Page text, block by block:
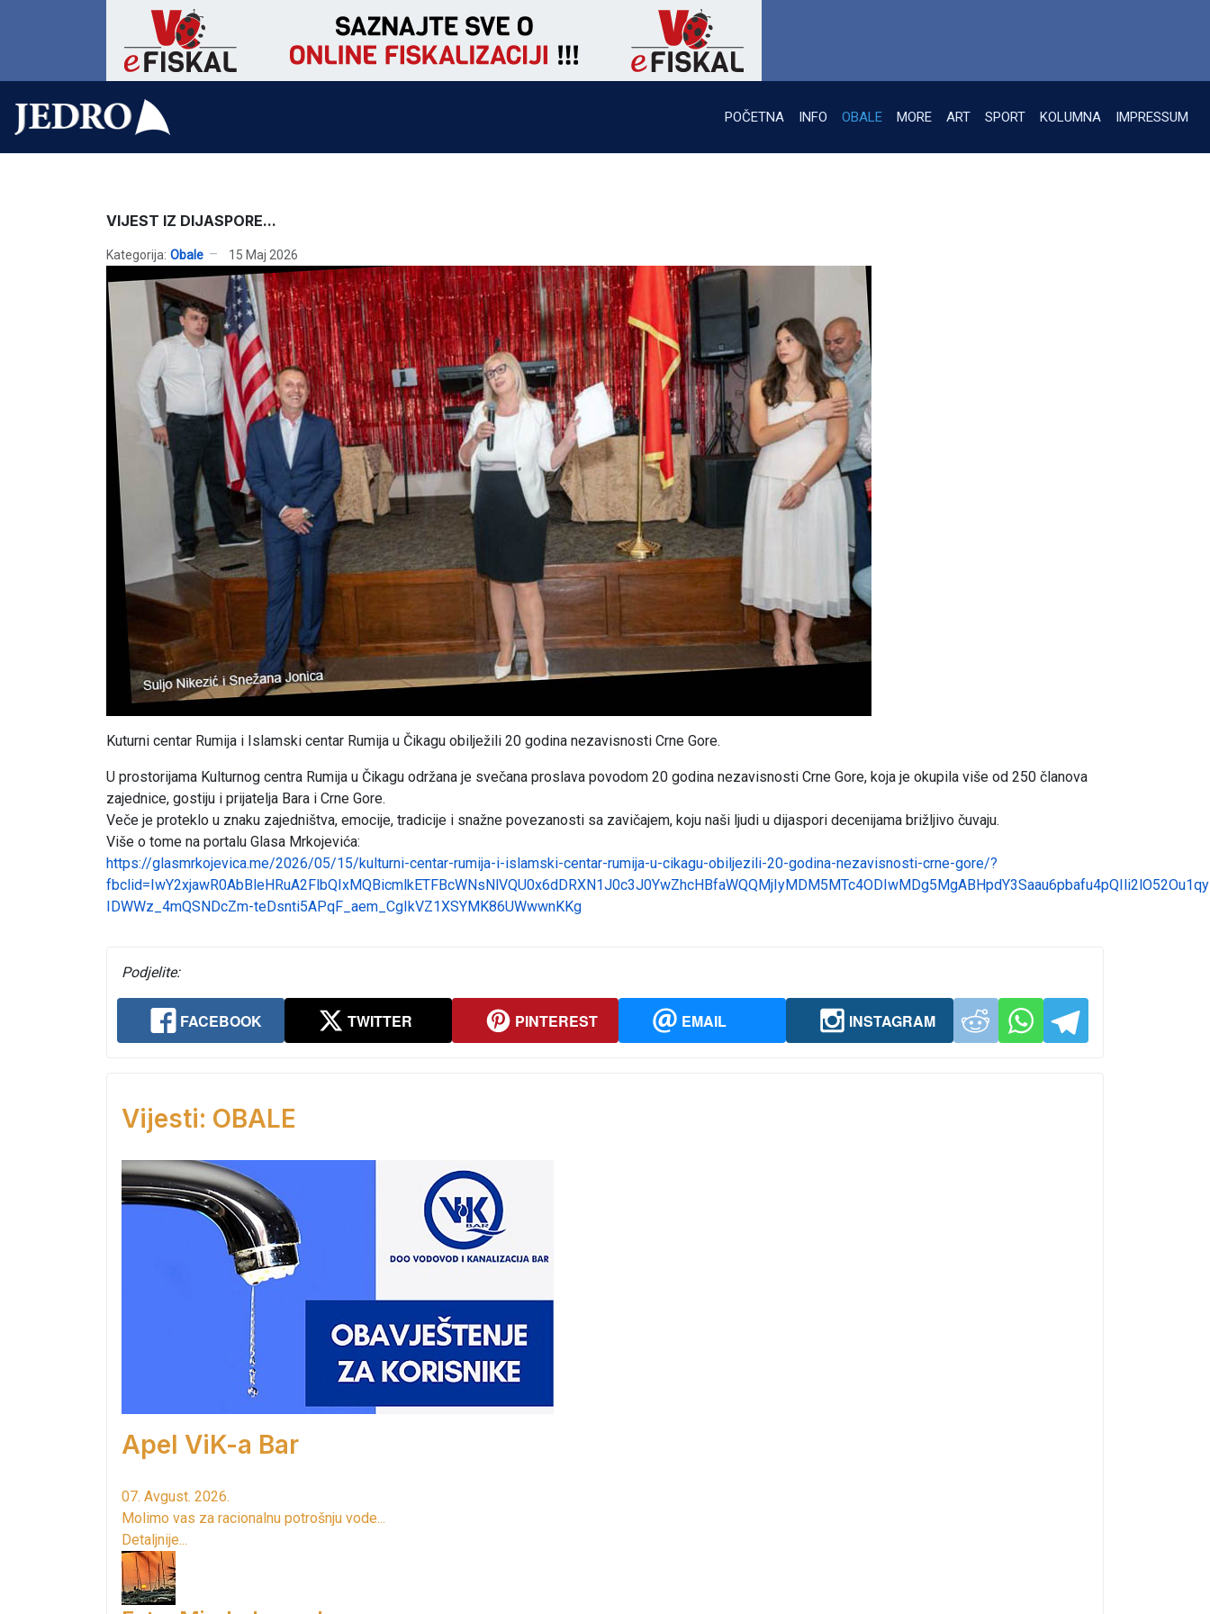
POČETNA INFO OBALE MORE ART SPORT KOLUMNA IMPRESSUM
VIJEST IZ DIJASPORE...
Kategorija: Obale 15 Maj 2026
Kuturni centar Rumija i Islamski centar Rumija u Čikagu obilježili 20 godina nezavisnosti Crne Gore.
U prostorijama Kulturnog centra Rumija u Čikagu održana je svečana proslava povodom 20 godina nezavisnosti Crne Gore, koja je okupila više od 250 članova
zajednice, gostiju i prijatelja Bara i Crne Gore.
Veče je proteklo u znaku zajedništva, emocije, tradicije i snažne povezanosti sa zavičajem, koju naši ljudi u dijaspori decenijama brižljivo čuvaju.
Više o tome na portalu Glasa Mrkojevića:
https://glasmrkojevica.me/2026/05/15/kulturni-centar-rumija-i-islamski-centar-rumija-u-cikagu-obiljezili-20-godina-nezavisnosti-crne-gore/?
IDWWz_4mQSNDcZm-teDsnti5APqF_aem_CgIkVZ1XSYMK86UWwwnKKg
Podjelite:
FACEBOOK TWITTER PINTEREST EMAIL INSTAGRAM
Vijesti: OBALE
Apel ViK-a Bar
07. Avgust. 2026.
Molimo vas za racionalnu potrošnju vode...
Detaljnije...